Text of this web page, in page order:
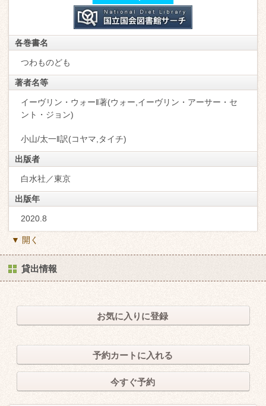
各巻書名
つわものども
著者名等
イーヴリン・ウォー‖著(ウォー,イーヴリン・アーサー・セ
ント・ジョン)
小山/太一‖訳(コヤマ,タイチ)
出版者
白水社／東京
出版年
2020.8
▼ 開く
貸出情報
お気に入りに登録
予約カートに入れる
今すぐ予約